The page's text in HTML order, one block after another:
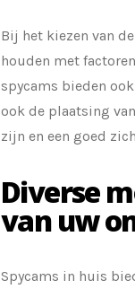
Bij het kiezen van
houden met
spycams bieden
ook de plaatsing
zijn en een goed
Diverse
van uw
Spycams in huis